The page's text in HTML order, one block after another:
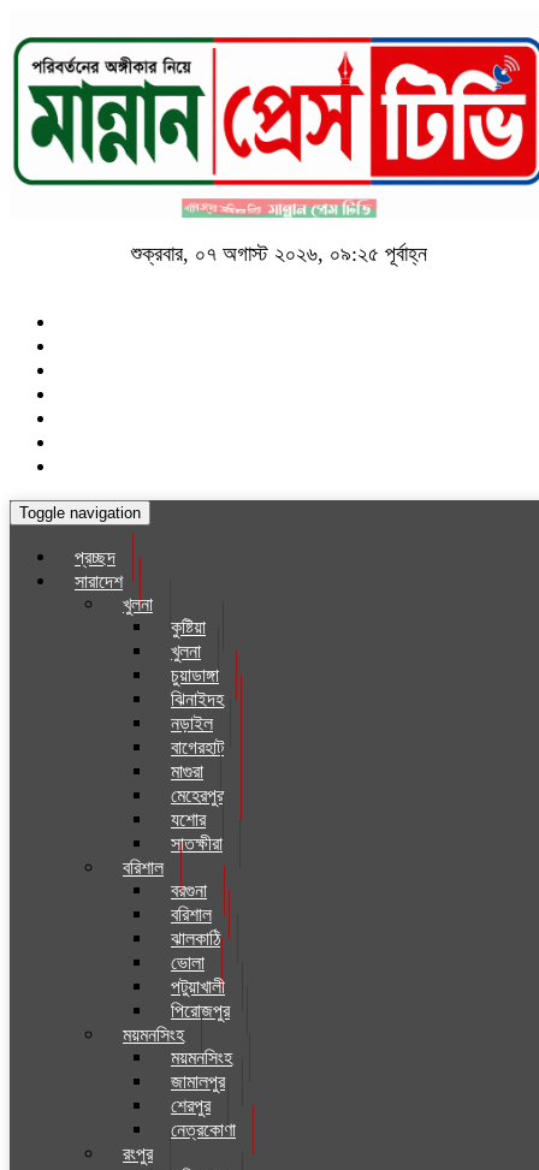
শুক্রবার, ০৭ অগাস্ট ২০২৬, ০৯:২৫ পূর্বাহ্ন
Toggle navigation
প্রচ্ছদ
সারাদেশ
খুলনা
কুষ্টিয়া
খুলনা
চুয়াডাঙ্গা
ঝিনাইদহ
নড়াইল
বাগেরহাট
মাগুরা
মেহেরপুর
যশোর
সাতক্ষীরা
বরিশাল
বরগুনা
বরিশাল
ঝালকাঠি
ভোলা
পটুয়াখালী
পিরোজপুর
ময়মনসিংহ
ময়মনসিংহ
জামালপুর
শেরপুর
নেত্রকোণা
রংপুর